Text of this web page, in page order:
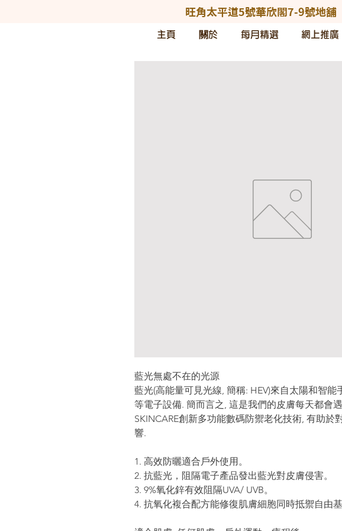
旺角太平道5號華欣閣7-9號地舖
主頁 關於 每月精選 網上推廣
藍光無處不在的光源
藍光(高能量可見光線, 簡稱: HEV)來自太陽和智能
等電子設備. 簡而言之, 這是我們的皮膚每天都會
SKINCARE創新多功能數碼防禦老化技術, 有助於
響.
1. 高效防曬適合戶外使用。
2. 抗藍光，阻隔電子產品發出藍光對皮膚侵害。
3. 9%氧化鋅有效阻隔UVA/ UVB。
4. 抗氧化複合配方能修復肌膚細胞同時抵禦自由基